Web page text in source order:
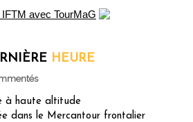
HEURE
à haute altitude
dans le Mercantour frontalier